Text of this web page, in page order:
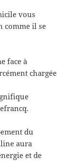
vous
comme il se
face à
chargée
du
aura
et de